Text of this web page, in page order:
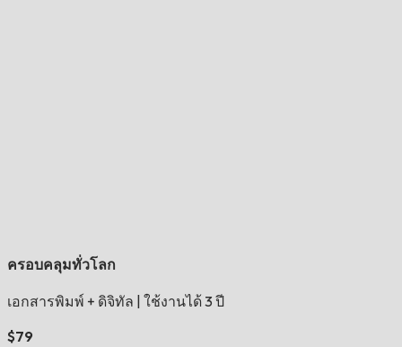
ครอบคลุมทั่วโลก
เอกสารพิมพ์ + ดิจิทัล ใช้งานได้ 3 ปี
$79